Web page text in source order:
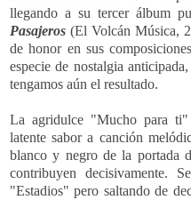
llegando a su tercer álbum
Pasajeros (El Volcán Música,
de honor en sus
especie de nostalgia
tengamos aún el resultado.
La agridulce "Mucho para
latente sabor a canción
blanco y negro de la portada
contribuyen decisivamente.
"Estadios" pero saltando de